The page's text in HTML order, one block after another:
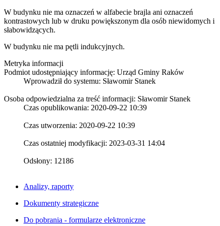
W budynku nie ma oznaczeń w alfabecie brajla ani oznaczeń
kontrastowych lub w druku powiększonym dla osób niewidomych i
słabowidzących.
W budynku nie ma pętli indukcyjnych.
Metryka informacji
Podmiot udostępniający informację: Urząd Gminy Raków
Wprowadził do systemu: Sławomir Stanek
Osoba odpowiedzialna za treść informacji: Sławomir Stanek
Czas opublikowania: 2020-09-22 10:39
Czas utworzenia: 2020-09-22 10:39
Czas ostatniej modyfikacji: 2023-03-31 14:04
Odsłony: 12186
Analizy, raporty
Dokumenty strategiczne
Do pobrania - formularze elektroniczne